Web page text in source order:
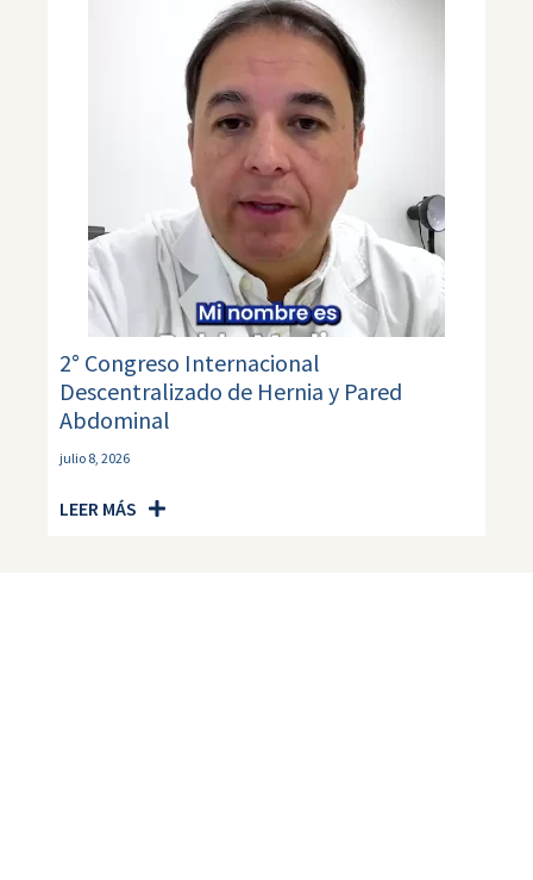
2° Congreso Internacional
Descentralizado de Hernia y Pared
Abdominal
julio 8, 2026
LEER MÁS